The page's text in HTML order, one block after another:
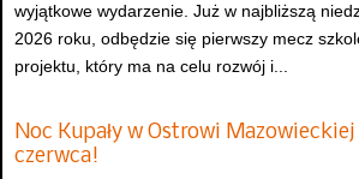
wyjątkowe wydarzenie. Już w najbliższą
2026 roku, odbędzie się pierwszy mecz
projektu, który ma na celu rozwój i...
Noc Kupały w Ostrowi
czerwca!